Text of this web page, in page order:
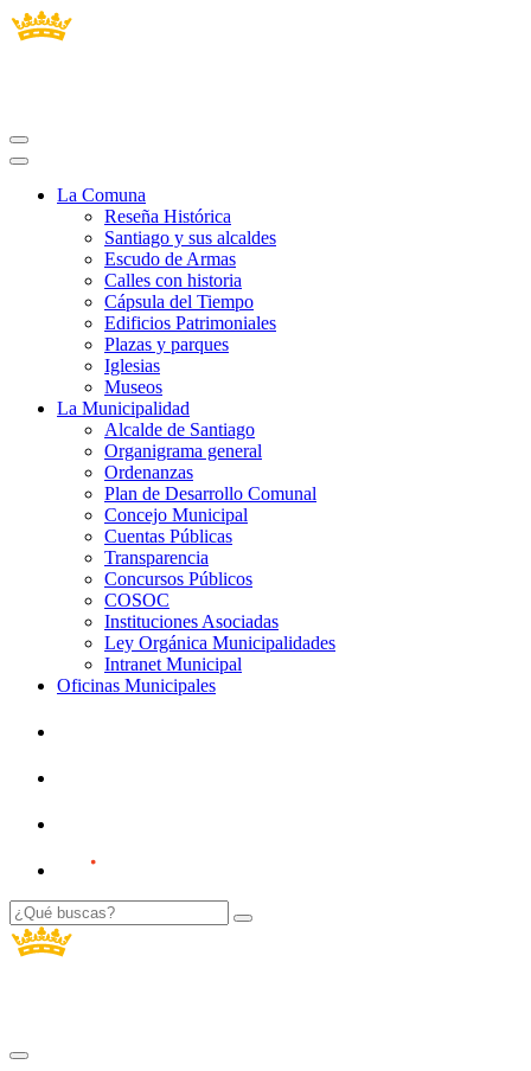
La Comuna
Reseña Histórica
Santiago y sus alcaldes
Escudo de Armas
Calles con historia
Cápsula del Tiempo
Edificios Patrimoniales
Plazas y parques
Iglesias
Museos
La Municipalidad
Alcalde de Santiago
Organigrama general
Ordenanzas
Plan de Desarrollo Comunal
Concejo Municipal
Cuentas Públicas
Transparencia
Concursos Públicos
COSOC
Instituciones Asociadas
Ley Orgánica Municipalidades
Intranet Municipal
Oficinas Municipales